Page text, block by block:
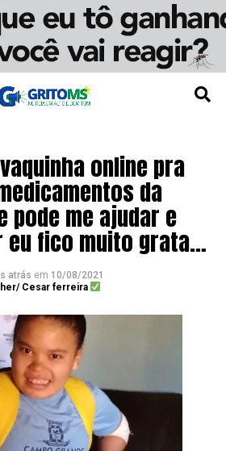
online pra
da
pode me ajudar e
eu fico muito grata…
atrás em 10/08/2021
Cesar ferreira